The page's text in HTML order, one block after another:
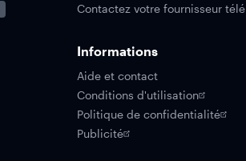
Contactez votre fournisseur télé
Informations
Aide et contact
Conditions d'utilisation
Politique de confidentialité
Publicité